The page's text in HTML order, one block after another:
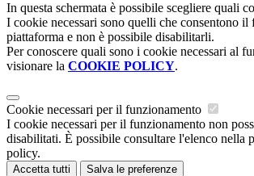
In questa schermata è possibile scegliere quali
I cookie necessari sono quelli che consentono il
piattaforma e non è possibile disabilitarli.
Per conoscere quali sono i cookie necessari al
visionare la COOKIE POLICY.
Cookie necessari per il funzionamento
I cookie necessari per il funzionamento non
disabilitati. È possibile consultare l'elenco nella
policy.
Accetta tutti Salva le preferenze